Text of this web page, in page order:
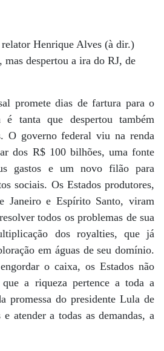
Henrique Alves (à dir.)
mas despertou a ira do RJ, de
promete dias de fartura para o
tanta que despertou também
O governo federal viu na renda
dos R$ 100 bilhões, uma fonte
gastos e um novo filão para
sociais. Os Estados produtores,
Janeiro e Espírito Santo, viram
todos os problemas de sua
dos royalties, que já
em águas de seu domínio.
o caixa, os Estados não
que a riqueza pertence a toda a
promessa do presidente Lula de
atender a todas as demandas, a